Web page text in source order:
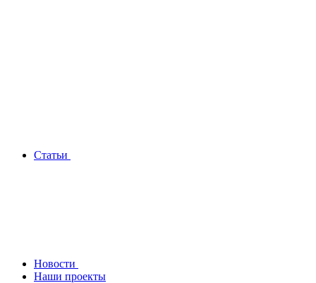
Статьи
Новости
Наши проекты